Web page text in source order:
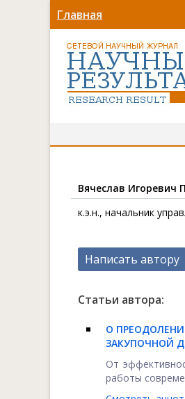
Главная
Вячеслав Игоревич
к.э.н., начальник
Написать автору
Статьи автора:
О
ЗАКУПОЧНОЙ
От
работы